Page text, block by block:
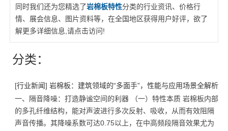
同时我们还为您精选了岩棉板特性分类的行业资讯、价格行
情、展会信息、图片资料等，在全国地区获得用户好评，欲了
解更多详细信息,请点击访问!
分类：
[行业新闻] 岩棉板：建筑领域的“多面手”，性能与应用场景全解析
一、隔音降噪：打造静谧空间的利器 （一）特性本质 岩棉板内部
的多孔纤维结构，能对声波进行多次反射、吸收，从而有效阻隔
声音传播。其降噪系数可达0.75以上，在中高频段隔音效果尤为